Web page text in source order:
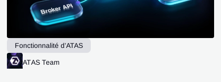
Fonctionnalité d’ATAS
ATAS Team